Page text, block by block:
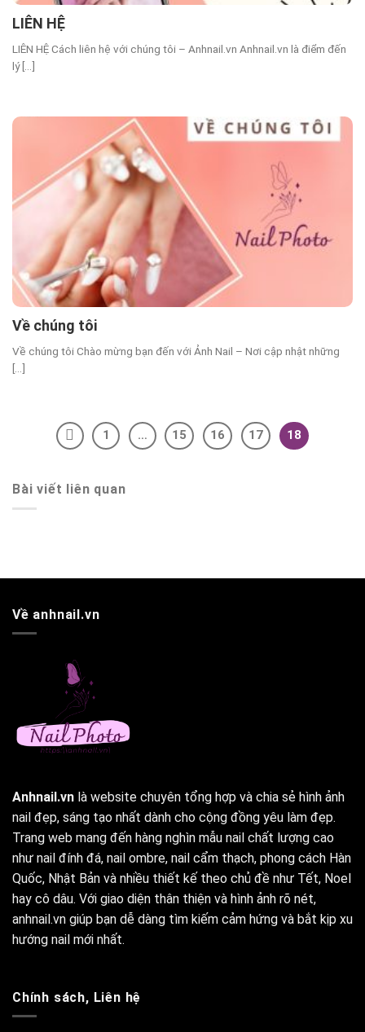
LIÊN HỆ
LIÊN HỆ Cách liên hệ với chúng tôi – Anhnail.vn Anhnail.vn là điểm đến
lý [...]
Về chúng tôi
Về chúng tôi Chào mừng bạn đến với Ảnh Nail – Nơi cập nhật những
[...]
1 … 15 16 17 18
Bài viết liên quan
Về anhnail.vn
Anhnail.vn là website chuyên tổng hợp và chia sẻ hình ảnh
nail đẹp, sáng tạo nhất dành cho cộng đồng yêu làm đẹp.
Trang web mang đến hàng nghìn mẫu nail chất lượng cao
như nail đính đá, nail ombre, nail cẩm thạch, phong cách Hàn
Quốc, Nhật Bản và nhiều thiết kế theo chủ đề như Tết, Noel
hay cô dâu. Với giao diện thân thiện và hình ảnh rõ nét,
anhnail.vn giúp bạn dễ dàng tìm kiếm cảm hứng và bắt kịp xu
hướng nail mới nhất.
Chính sách, Liên hệ